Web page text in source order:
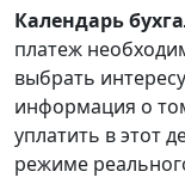
Календарь
платеж
выбрать
информация о
уплатить в этот
режиме